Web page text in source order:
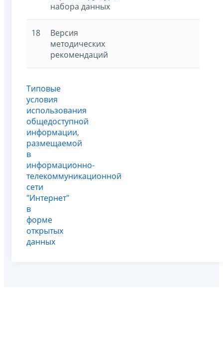
набора данных
18
Версия
методических
рекомендаций
Типовые
условия
использования
общедоступной
информации,
размещаемой
в
информационно-
телекоммуникационной
сети
"Интернет"
в
форме
открытых
данных